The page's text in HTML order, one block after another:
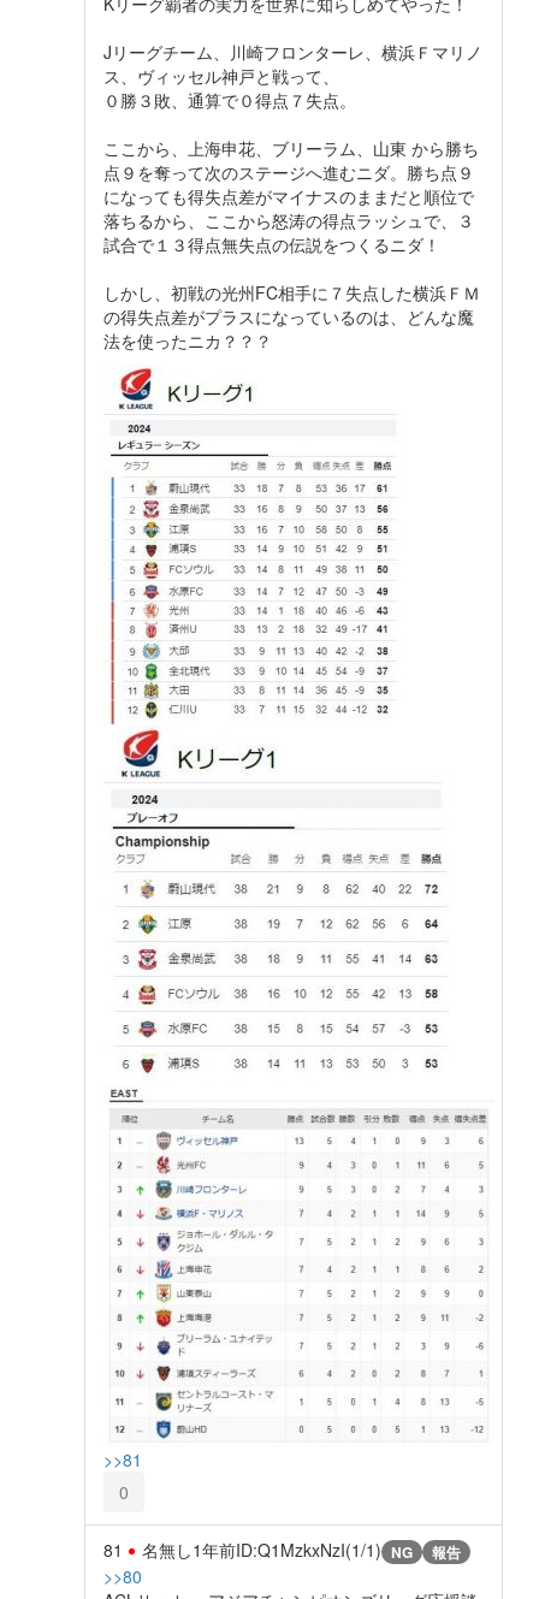
Jリーグチーム、川崎フロンターレ、横浜Ｆマリノ
ス、ヴィッセル神戸と戦って、
０勝３敗、通算で０得点７失点。
ここから、上海申花、ブリーラム、山東 から勝ち
点９を奪って次のステージへ進むニダ。勝ち点９
になっても得失点差がマイナスのままだと順位で
落ちるから、ここから怒涛の得点ラッシュで、３
試合で１３得点無失点の伝説をつくるニダ！
しかし、初戦の光州FC相手に７失点した横浜ＦＭ
の得失点差がプラスになっているのは、どんな魔
法を使ったニカ？？？
>>81
0
81 名無し1年前ID:Q1MzkxNzI(1/1) NG 報告
>>80